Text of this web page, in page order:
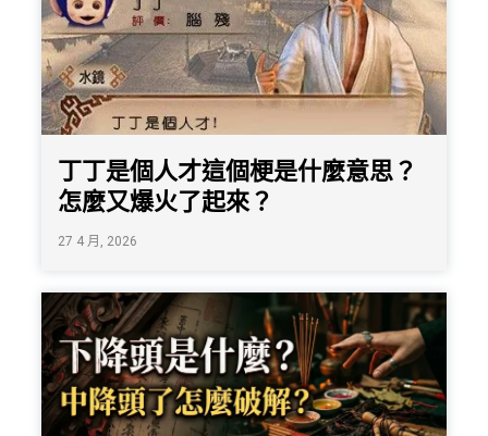
丁丁是個人才這個梗是什麼意思？
怎麼又爆火了起來？
27 4 月, 2026